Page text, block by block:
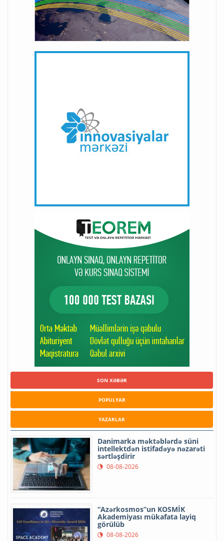
SON XƏBƏR
POPULYAR
YAZARLAR
Danimarka məktəblərdə süni
intellektdən istifadəyə nəzarəti
sərtləşdirir
08-08-2026
“Azərkosmos”un KOSMİK
Akademiyası mükafata layiq
görülüb
08-08-2026